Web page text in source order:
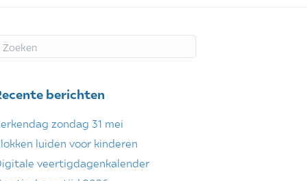
berichten
zondag 31 mei
luiden voor kinderen
veertigdagenkalender